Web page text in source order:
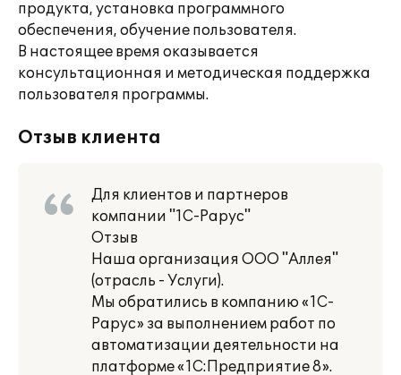
продукта, установка программного
обеспечения, обучение пользователя.
В настоящее время оказывается
консультационная и методическая поддержка
пользователя программы.
Отзыв клиента
Для клиентов и партнеров
компании "1С-Рарус"
Отзыв
Наша организация ООО "Аллея"
(отрасль - Услуги).
Мы обратились в компанию «1С-
Рарус» за выполнением работ по
автоматизации деятельности на
платформе «1С:Предприятие 8».